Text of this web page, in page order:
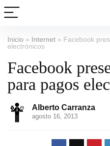
Inicio » Internet » Facebook
electrónicos
Facebook
para pagos
Alberto Carranza
agosto 16, 2013